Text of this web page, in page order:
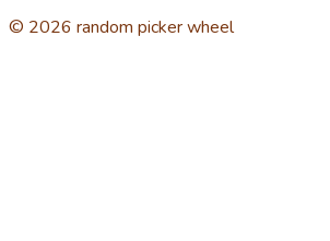
© 2026 random picker wheel